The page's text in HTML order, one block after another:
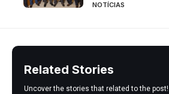
NOTÍCIAS
Related Stories
Uncover the stories that related to the post!